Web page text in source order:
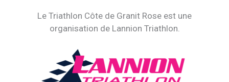
Le Triathlon Côte de Granit Rose est une
organisation de Lannion Triathlon.